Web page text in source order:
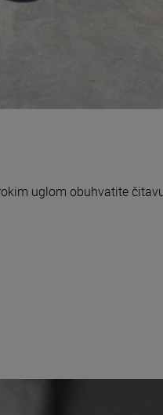
uglom obuhvatite